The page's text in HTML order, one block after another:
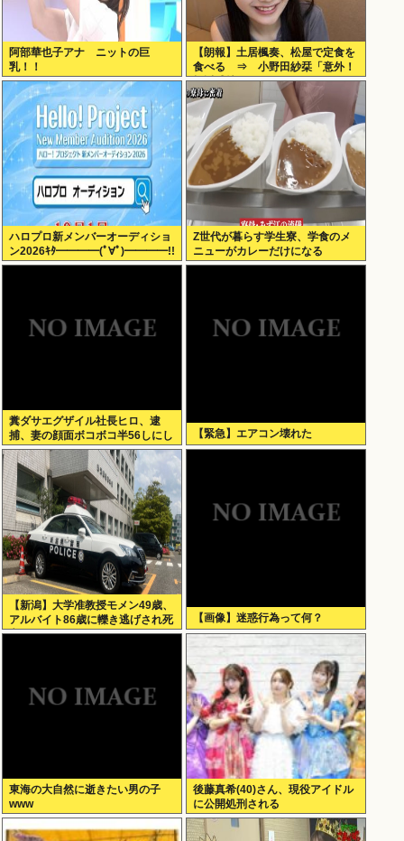
阿部華也子アナ ニットの巨
乳！！
【朗報】土居楓奏、松屋で定食を
食べる ⇒ 小野田紗栞「意外！
親近感持った」
ハロプロ新メンバーオーディショ
ン2026ｷﾀ━━━━(ﾟ∀ﾟ)━━━━!!
Z世代が暮らす学生寮、学食のメ
ニューがカレーだけになる
糞ダサエグザイル社長ヒロ、逮
捕、妻の顔面ボコボコ半56しにし
た。
【緊急】エアコン壊れた
【新潟】大学准教授モメン49歳、
アルバイト86歳に轢き逃げされ死
亡
【画像】迷惑行為って何？
東海の大自然に逝きたい男の子
www
後藤真希(40)さん、現役アイドル
に公開処刑される